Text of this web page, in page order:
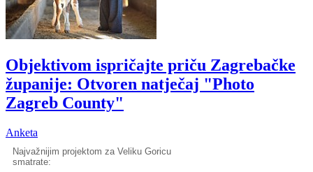
Objektivom ispričajte priču Zagrebačke
županije: Otvoren natječaj "Photo
Zagreb County"
Anketa
Najvažnijim projektom za Veliku Goricu
smatrate: